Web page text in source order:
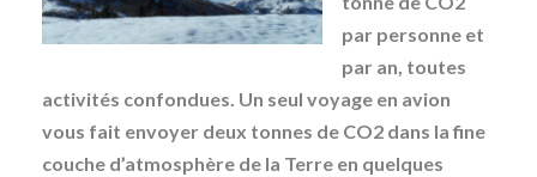
par personne et
par an, toutes
activités confondues. Un seul voyage en avion
vous fait envoyer deux tonnes de CO2 dans la fine
couche d’atmosphère de la Terre en quelques